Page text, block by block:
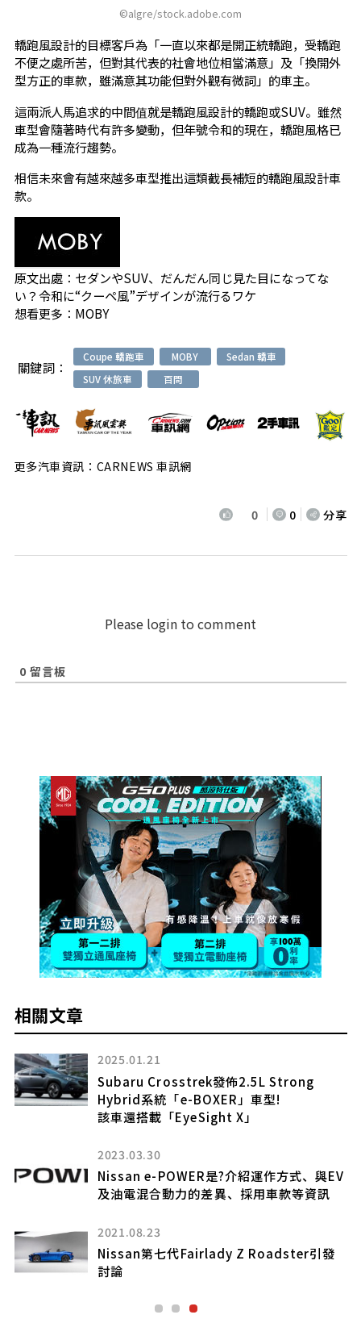
©algre/stock.adobe.com
轎跑風設計的目標客戶為「一直以來都是開正統轎跑，受轎跑
不便之處所苦，但對其代表的社會地位相當滿意」及「換開外
型方正的車款，雖滿意其功能但對外觀有微詞」的車主。
這兩派人馬追求的中間值就是轎跑風設計的轎跑或SUV。雖然
車型會隨著時代有許多變動，但年號令和的現在，轎跑風格已
成為一種流行趨勢。
相信未來會有越來越多車型推出這類截長補短的轎跑風設計車
款。
原文出處： セダンやSUV、だんだん同じ見た目になってな
い？令和に“クーペ風”デザインが流行るワケ
想看更多： MOBY
關鍵詞：
Coupe 轎跑車 MOBY
Sedan 轎車
SUV 休旅車
百問
更多汽車資訊：CARNEWS 車訊網
0 0 分享
Please login to comment
0 留言板
相關文章
2025.01.21
Subaru Crosstrek發佈2.5L Strong
Hybrid系統「e-BOXER」車型!
該車還搭載「EyeSight X」
2023.03.30
Nissan e-POWER是?介紹運作方式、與EV
及油電混合動力的差異、採用車款等資訊
2021.08.23
Nissan第七代Fairlady Z Roadster引發
討論